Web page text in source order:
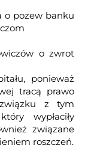
o pozew banku
o zwrot
ponieważ
tracą prawo
z tym
wypłaciły
związane
roszczeń.